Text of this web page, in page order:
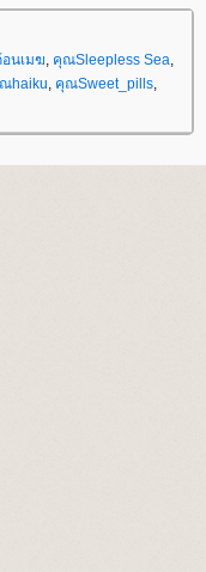
นเมฆ คุณSleepless Sea
haiku คุณSweet_pills